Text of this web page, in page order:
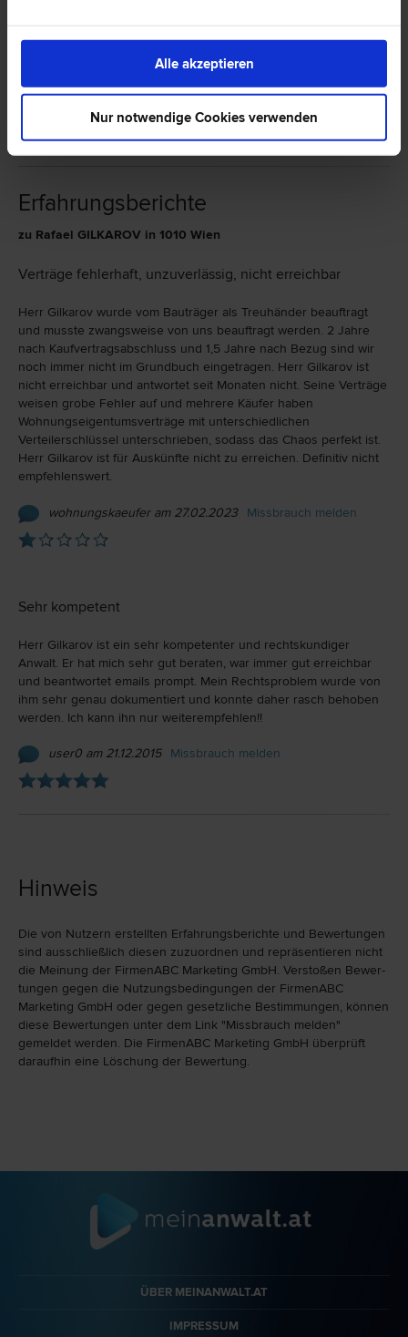
Alle akzeptieren
Nur notwendige Cookies verwenden
1090 Wien
Erfahrungsberichte
zu Rafael GILKAROV in 1010 Wien
Verträge fehlerhaft, unzuverlässig, nicht erreichbar
Herr Gilkarov wurde vom Bauträger als Treuhänder beauftragt
und musste zwangsweise von uns beauftragt werden. 2 Jahre
nach Kaufvertragsabschluss und 1,5 Jahre nach Bezug sind wir
noch immer nicht im Grundbuch eingetragen. Herr Gilkarov ist
nicht erreichbar und antwortet seit Monaten nicht. Seine Verträge
weisen grobe Fehler auf und mehrere Käufer haben
Wohnungseigentumsverträge mit unterschiedlichen
Verteilerschlüssel unterschrieben, sodass das Chaos perfekt ist.
Herr Gilkarov ist für Auskünfte nicht zu erreichen. Definitiv nicht
empfehlenswert.
wohnungskaeufer am 27.02.2023 Missbrauch melden
Sehr kompetent
Herr Gilkarov ist ein sehr kompetenter und rechtskundiger
Anwalt. Er hat mich sehr gut beraten, war immer gut erreichbar
und beantwortet emails prompt. Mein Rechtsproblem wurde von
ihm sehr genau dokumentiert und konnte daher rasch behoben
werden. Ich kann ihn nur weiterempfehlen!!
user0 am 21.12.2015 Missbrauch melden
Hinweis
Die von Nutzern erstellten Erfahrungs­berichte und Bewer­tungen
sind ausschließlich diesen zuzu­ord­nen und repräsen­tieren nicht
die Meinung der FirmenABC Marketing GmbH. Verstoßen Bewer­
tungen gegen die Nutzungs­bedingungen der FirmenABC
Marketing GmbH oder gegen gesetzliche Bestim­mungen, können
diese Bewertungen unter dem Link "Miss­brauch melden"
gemeldet werden. Die FirmenABC Marketing GmbH überprüft
daraufhin eine Löschung der Bewertung.
ÜBER MEINANWALT.AT
IMPRESSUM